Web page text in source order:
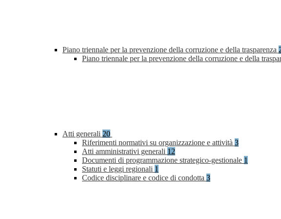
Piano triennale per la prevenzione della corruzione e della trasparenza
Piano triennale per la prevenzione della corruzione e della
Atti generali 20
Riferimenti normativi su organizzazione e attività 3
Atti amministrativi generali 12
Documenti di programmazione strategico-gestionale 1
Statuti e leggi regionali 1
Codice disciplinare e codice di condotta 3